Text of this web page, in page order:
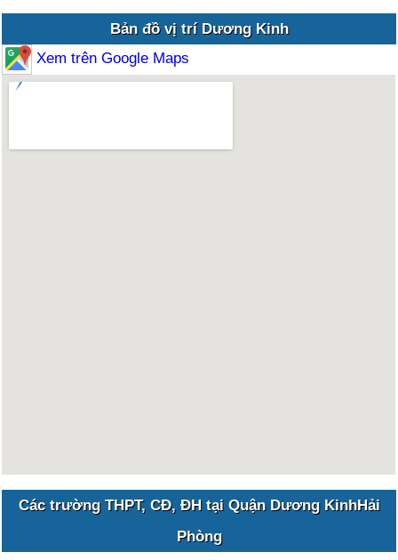
Bản đồ vị trí Dương Kinh
Xem trên Google Maps
Các trường THPT, CĐ, ĐH tại Quận Dương KinhHải
Phòng